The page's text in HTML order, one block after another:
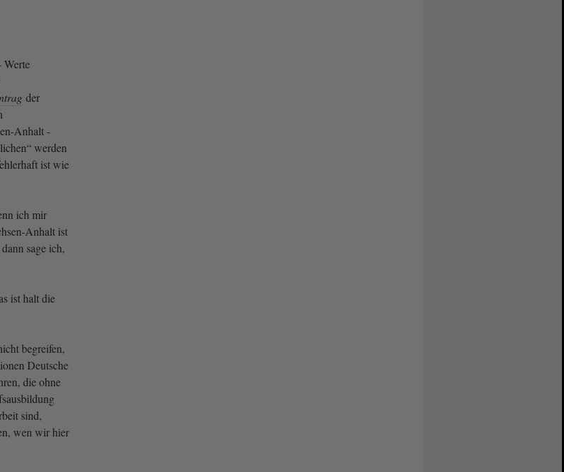
Werte
der
Anhalt -
werden
ist wie
ich mir
Anhalt ist
sage ich,
ist halt die
begreifen,
Deutsche
die ohne
sind,
wen wir hier